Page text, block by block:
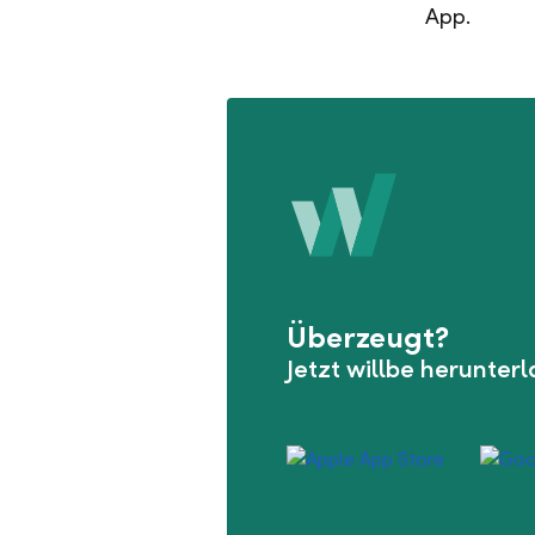
App.
Überzeugt?
Jetzt willbe